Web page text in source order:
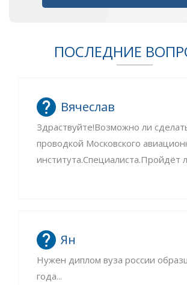
ПОСЛЕДНИЕ
Вячеслав
Здраствуйте!Возможно ли
проводкой Московского
института.Специалиста.Пройдёт
Ян
Нужен диплом вуза россии
года...